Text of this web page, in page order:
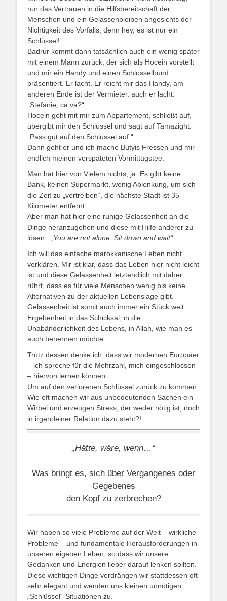
nur das Vertrauen in die Hilfsbereitschaft der
Menschen und ein Gelassenbleiben angesichts der
Nichtigkeit des Vorfalls, denn hey, es ist nur ein
Schlüssel!
Badrur kommt dann tatsächlich auch ein wenig später
mit einem Mann zurück, der sich als Hocein vorstellt
und mir ein Handy und einen Schlüsselbund
präsentiert. Er lacht. Er reicht mir das Handy, am
anderen Ende ist der Vermieter, auch er lacht.
„Stefanie, ca va?“
Hocein geht mit mir zum Appartement, schließt auf,
übergibt mir den Schlüssel und sagt auf Tamazight:
„Pass gut auf den Schlüssel auf.“
Dann geht er und ich mache Butyis Fressen und mir
endlich meinen verspäteten Vormittagstee.
Man hat hier von Vielem nichts, ja: Es gibt keine
Bank, keinen Supermarkt, wenig Ablenkung, um sich
die Zeit zu „vertreiben“, die nächste Stadt ist 35
Kilometer entfernt.
Aber man hat hier eine ruhige Gelassenheit an die
Dinge heranzugehen und diese mit Hilfe anderer zu
lösen.
„You are not alone. Sit down and wait“
Ich will das einfache marokkanische Leben nicht
verklären. Mir ist klar, dass das Leben hier nicht leicht
ist und diese Gelassenheit letztendlich mit daher
rührt, dass es für viele Menschen wenig bis keine
Alternativen zu der aktuellen Lebenslage gibt.
Gelassenheit ist somit auch immer ein Stück weit
Ergebenheit in das Schicksal, in die
Unabänderlichkeit des Lebens, in Allah, wie man es
auch benennen möchte.
Trotz dessen denke ich, dass wir modernen Europäer
– ich spreche für die Mehrzahl, mich eingeschlossen
– hiervon lernen können.
Um auf den verlorenen Schlüssel zurück zu kommen:
Wie oft machen wir aus unbedeutenden Sachen ein
Wirbel und erzeugen Stress, der weder nötig ist, noch
in irgendeiner Relation dazu steht?!
„Hätte, wäre, wenn…“
Was bringt es, sich über Vergangenes oder
Gegebenes
den Kopf zu zerbrechen?
Wir haben so viele Probleme auf der Welt – wirkliche
Probleme – und fundamentale Herausforderungen in
unseren eigenen Leben, so dass wir unsere
Gedanken und Energien lieber darauf lenken sollten.
Diese wichtigen Dinge verdrängen wir stattdessen oft
sehr elegant und wenden uns kleinen unnötigen
„Schlüssel“-Situationen zu.